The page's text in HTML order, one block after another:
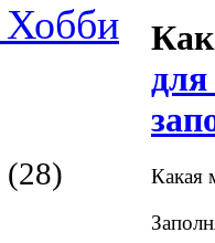
Хобби
(28)
для
Какая